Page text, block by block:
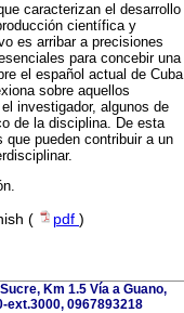
caracterizan el desarrollo
científica y
es arribar a precisiones
para concebir una
el español actual de Cuba
sobre aquellos
investigador, algunos de
de la disciplina. De esta
pueden contribuir a un
( pdf )
Km 1.5 Vía a Guano,
ext.3000, 0967893218